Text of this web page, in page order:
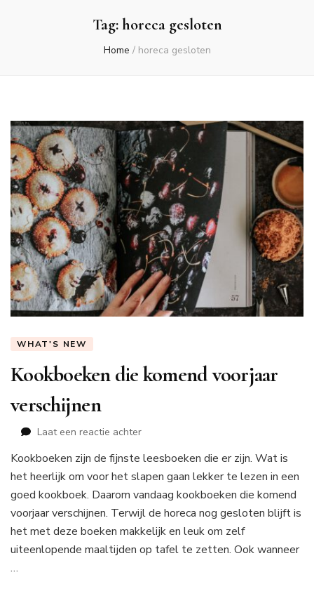
Tag:horeca gesloten
Home / horeca gesloten
WHAT'S NEW
Kookboeken die komend voorjaar
verschijnen
Laat een reactie achterop
die
komend
voorjaar
Kookboeken zijn de fijnste leesboeken die er zijn. Wat is
het heerlijk om voor het slapen gaan lekker te lezen in een
goed kookboek. Daarom vandaag kookboeken die komend
voorjaar verschijnen. Terwijl de horeca nog gesloten blijft is
het met deze boeken makkelijk en leuk om zelf
uiteenlopende maaltijden op tafel te zetten. Ook wanneer
…